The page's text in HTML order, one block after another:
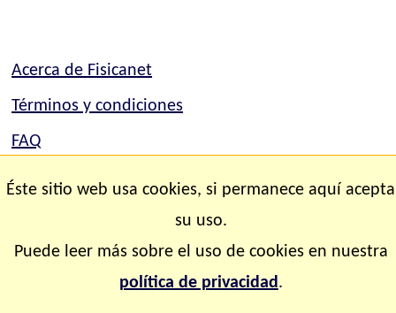
Acerca de Fisicanet
Términos y condiciones
FAQ
Mapa del sitio
Éste sitio web usa cookies, si permanece aquí acepta
su uso.
Puede leer más sobre el uso de cookies en nuestra
política de privacidad.